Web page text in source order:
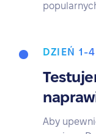
DZIEŃ 1-4
Aby